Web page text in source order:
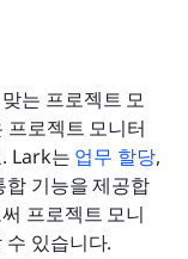
는 프로젝트 모
프로젝트 모니터
Lark는 업무 할당,
합 기능을 제공합
프로젝트 모니
있습니다.